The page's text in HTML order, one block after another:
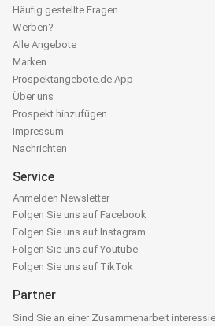
Häufig gestellte Fragen
Werben?
Alle Angebote
Marken
Prospektangebote.de App
Über uns
Prospekt hinzufügen
Impressum
Nachrichten
Service
Anmelden Newsletter
Folgen Sie uns auf Facebook
Folgen Sie uns auf Instagram
Folgen Sie uns auf Youtube
Folgen Sie uns auf TikTok
Partner
Sind Sie an einer Zusammenarbeit